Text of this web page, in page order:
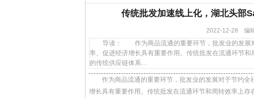
传统批发加速线上化，湖北头部
2022-12-28 编
导读： 作为商品流通的重要环节，批发业的发展对
率、促进经济增长具有重要作用。传统批发在流通环节
的传统供应链体系...
作为商品流通的重要环节，批发业的发展对于节约全
增长具有重要作用。传统批发在流通环节和周转效率上